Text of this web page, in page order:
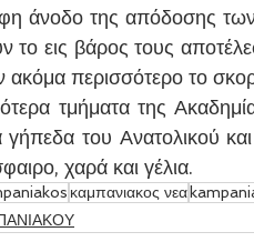
άνοδο της απόδοσης
το εις βάρος τους
ακόμα περισσότερο το
τμήματα της
του Ανατολικού
χαρά και γέλια.
καμπανιακος νεα